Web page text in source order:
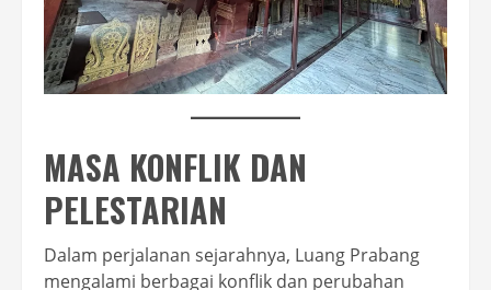
MASA KONFLIK DAN
PELESTARIAN
Dalam perjalanan sejarahnya, Luang Prabang
mengalami berbagai konflik dan perubahan